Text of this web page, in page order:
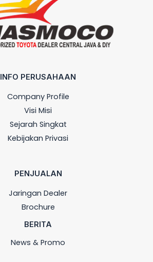
INFO PERUSAHAAN
Company Profile
Visi Misi
Sejarah Singkat
Kebijakan Privasi
PENJUALAN
Jaringan Dealer
Brochure
BERITA
News & Promo